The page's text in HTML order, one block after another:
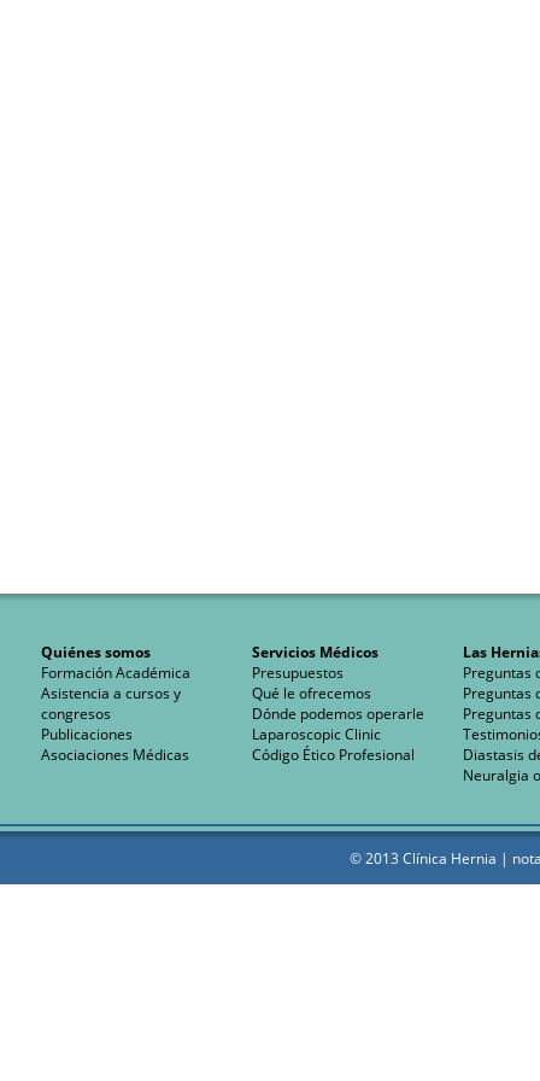
Quiénes somos
Formación Académica
Asistencia a cursos y
congresos
Publicaciones
Asociaciones Médicas
Servicios Médicos
Presupuestos
Qué le ofrecemos
Dónde podemos operarle
Laparoscopic Clinic
Código Ético Profesional
Las
Preguntas
Preguntas
Preguntas
Diastasis
Neuralgia
© 2013 Clínica Hernia |